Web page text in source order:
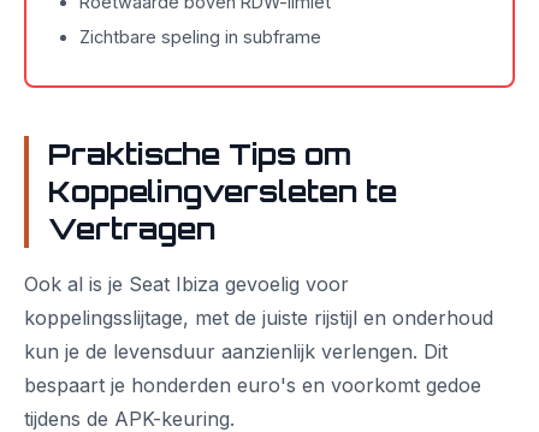
Zichtbare speling in subframe
Praktische Tips om
Koppelingversleten te
Vertragen
Ook al is je Seat Ibiza gevoelig voor
koppelingsslijtage, met de juiste rijstijl en onderhoud
kun je de levensduur aanzienlijk verlengen. Dit
bespaart je honderden euro's en voorkomt gedoe
tijdens de APK-keuring.